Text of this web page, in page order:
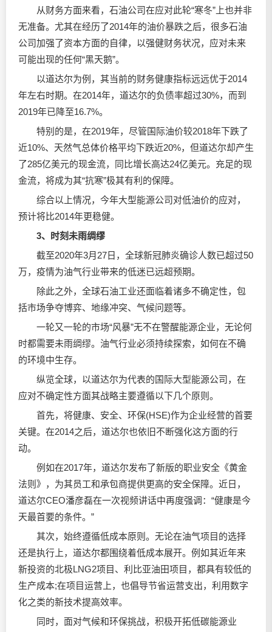
从财务方面来看，石油公司在应对此轮“寒冬”上也并非
无准备。尤其在经历了2014年的油价暴跌之后，很多石油
公司加强了资本方面的自律，以强健财务状况，应对未来
可能出现的任何“黑天鹅”。
以道达尔为例，其当前的财务健康指标远远优于2014
年左右时期。在2014年，道达尔的负债率超过30%，而到
2019年已降至16.7%。
特别的是，在2019年，尽管国际油价较2018年下跌了
近10%、天然气总体价格平均下跌近20%，但道达尔却产生
了285亿美元的现金流，同比增长高达24亿美元。充足的现
金流，将成为其“抗寒”极其有利的保障。
综合以上情况，今年大型能源公司对低油价的应对，
预计将比2014年更稳健。
3、时刻未雨绸缪
截至2020年3月27日，全球新冠肺炎确诊人数已超过50
万，疫情为油气行业带来的低迷已远超预期。
除此之外，全球石油工业还面临着诸多不确定性，包
括市场争夺博弈、地缘冲突、气候问题等。
一轮又一轮的市场“风暴”无不在警醒能源企业，无论何
时都需要未雨绸缪。油气行业必须持续探索，如何在不确
的环境中生存。
纵览全球，以道达尔为代表的国际大型能源公司，在
应对不确定性方面其战略主要遵循以下几个原则。
首先，将健康、安全、环保(HSE)作为企业经营的首要
关键。在2014之后，道达尔也依旧不断强化这方面的行
动。
例如在2017年，道达尔发布了新版的职业安全《黄金
法则》，为其员工和承包商提供更高的安全保障。近日，
道达尔CEO潘彦磊在一次视频讲话中再度强调：“健康是今
天最首要的条件。”
其次，始终遵循低成本原则。无论在油气项目的选择
还是执行上，道达尔都围绕着低成本展开。例如其近年来
新投资的北极LNG2项目、利比亚油田项目，都具有较低的
生产成本;在项目运营上，也倡导节省运营支出，利用数字
化之类的新技术提高效率。
同时，面对气候和环保挑战，积极开拓低碳能源业